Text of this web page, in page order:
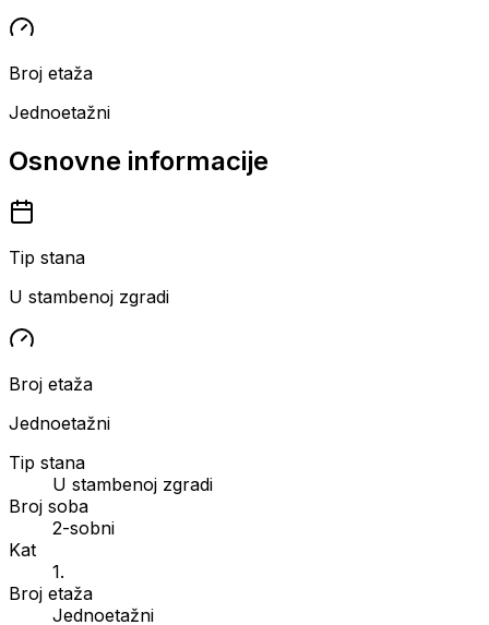
Broj etaža
Jednoetažni
Osnovne informacije
Tip stana
U stambenoj zgradi
Broj etaža
Jednoetažni
Tip stana
U stambenoj zgradi
Broj soba
2-sobni
Kat
1.
Broj etaža
Jednoetažni